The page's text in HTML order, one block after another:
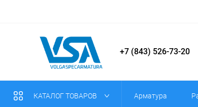
+7 (843) 526-73-20
КАТАЛОГ ТОВАРОВ Арматура